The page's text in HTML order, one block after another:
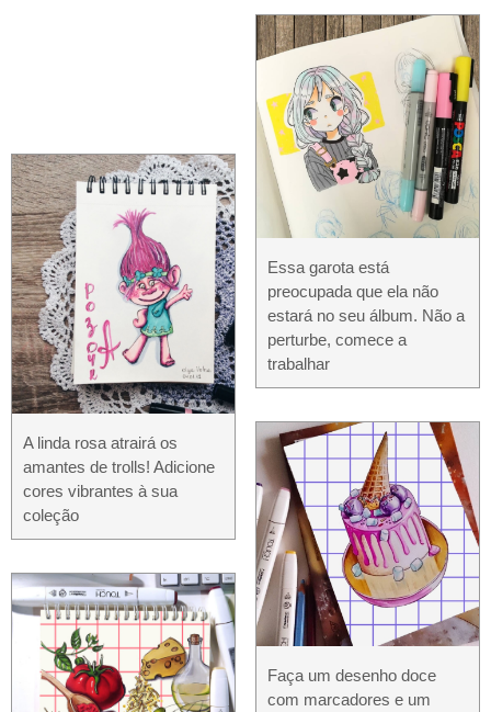
A linda rosa atrairá os
amantes de trolls! Adicione
cores vibrantes à sua
coleção
Essa garota está
preocupada que ela não
estará no seu álbum. Não a
perturbe, comece a
trabalhar
Faça um desenho doce
com marcadores e um